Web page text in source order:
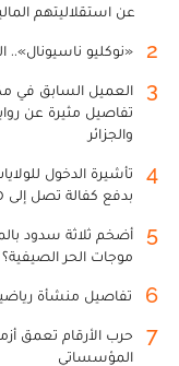
عن استقلاليتهم
2 «نوكليو ناسيونال»..
3
العميل السابق في
تفاصيل مثيرة عن
والجزائر
4
بدفع كفالة تصل إلى 20 ألف دولار
5
أضخم ثلاثة سدود
موجات الحر الصيفية؟
6 تفاصيل منشأة
7
حرب الأرقام تعمق
المؤسساتي